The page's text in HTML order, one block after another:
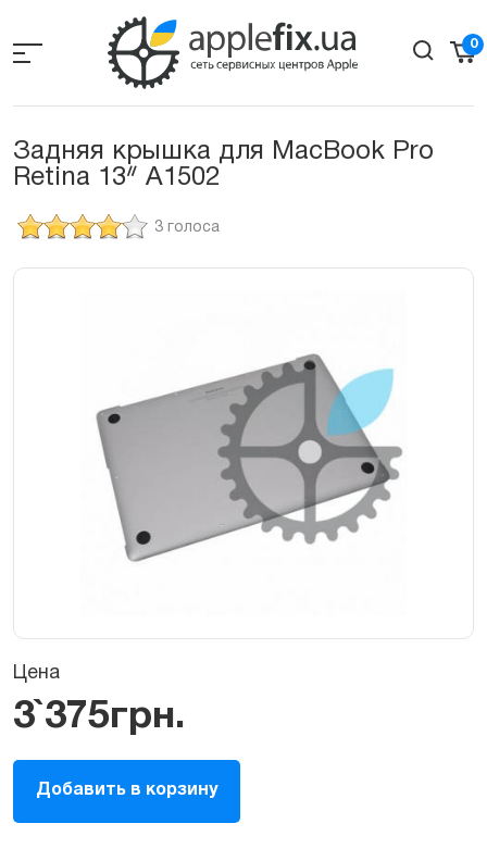
the
0
Задняя крышка для MacBook Pro
Retina 13ᐥ A1502
3 голоса
Цена
3`375грн.
Задняя
крышка
для
Добавить в корзину